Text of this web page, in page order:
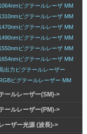
ピグテールレーザ MM
ピグテールレーザ MM
ピグテールレーザ MM
ピグテールレーザ MM
ピグテールレーザ MM
ピグテールレーザ MM
出力ピグテールレーザー
ピグテールレーザー MM
ールレーザー(SM)->
ールレーザー(PM)->
ーザー光源 (波長)->